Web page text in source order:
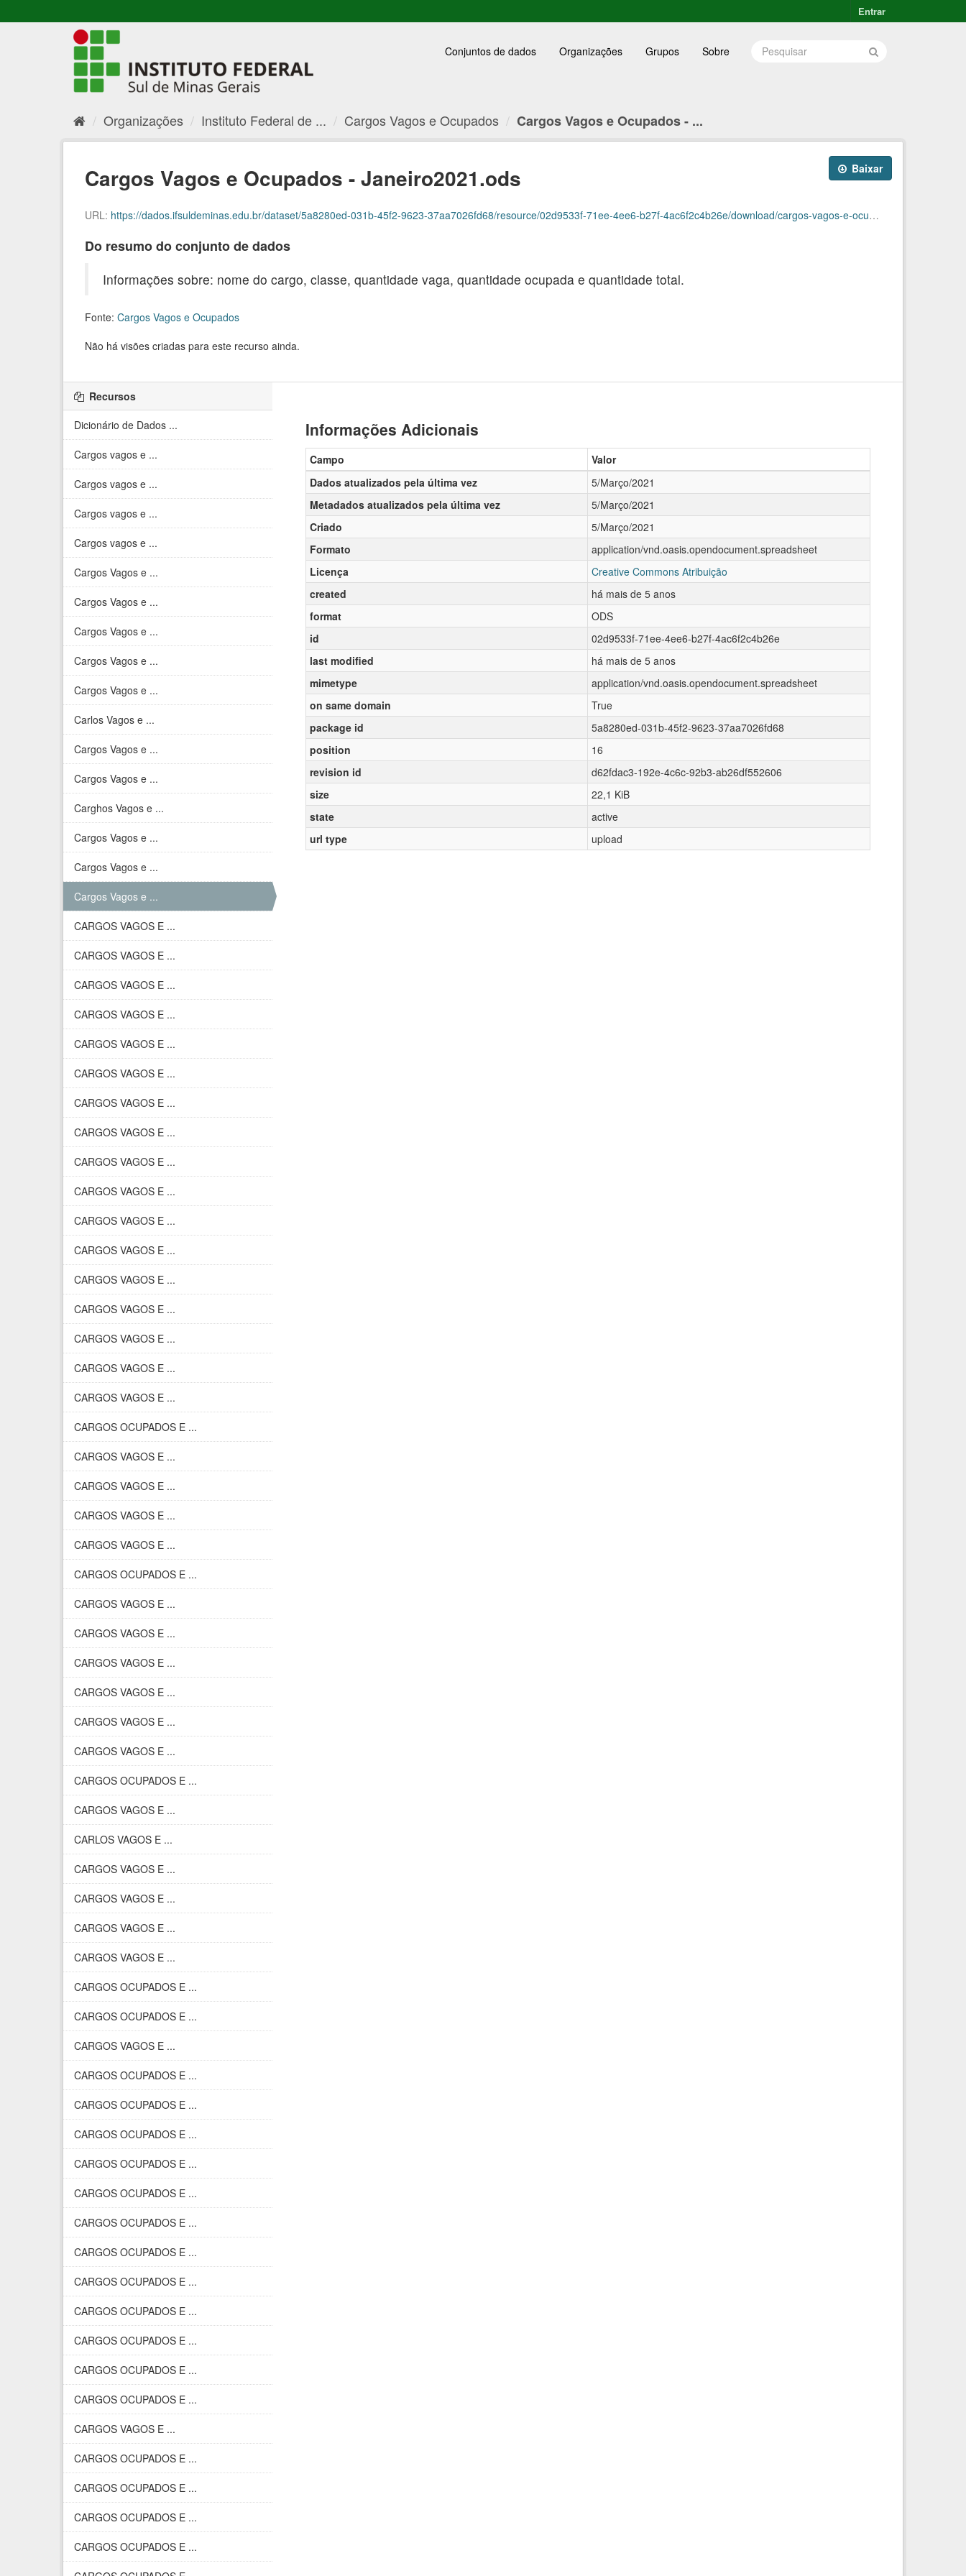
Entrar
Conjuntos de dados Organizações Grupos Sobre
Organizações Instituto Federal de ... Cargos Vagos e Ocupados Cargos Vagos e Ocupados - ...
Baixar
Cargos Vagos e Ocupados - Janeiro2021.ods
URL: https://dados.ifsuldeminas.edu.br/dataset/5a8280ed-031b-45f2-9623-37aa7026fd68/resource/02d9533f-71ee-4ee6-b27f-4ac6f2c4b26e/download/cargos-vagos-e-ocupados-janeiro2021.ods
Do resumo do conjunto de dados
Informações sobre: nome do cargo, classe, quantidade vaga, quantidade ocupada e quantidade total.
Fonte: Cargos Vagos e Ocupados
Não há visões criadas para este recurso ainda.
Recursos
Dicionário de Dados ...
Cargos vagos e ...
Cargos vagos e ...
Cargos vagos e ...
Cargos vagos e ...
Cargos Vagos e ...
Cargos Vagos e ...
Cargos Vagos e ...
Cargos Vagos e ...
Cargos Vagos e ...
Carlos Vagos e ...
Cargos Vagos e ...
Cargos Vagos e ...
Carghos Vagos e ...
Cargos Vagos e ...
Cargos Vagos e ...
Cargos Vagos e ...
CARGOS VAGOS E ...
CARGOS VAGOS E ...
CARGOS VAGOS E ...
CARGOS VAGOS E ...
CARGOS VAGOS E ...
CARGOS VAGOS E ...
CARGOS VAGOS E ...
CARGOS VAGOS E ...
CARGOS VAGOS E ...
CARGOS VAGOS E ...
CARGOS VAGOS E ...
CARGOS VAGOS E ...
CARGOS VAGOS E ...
CARGOS VAGOS E ...
CARGOS VAGOS E ...
CARGOS VAGOS E ...
CARGOS VAGOS E ...
CARGOS OCUPADOS E ...
CARGOS VAGOS E ...
CARGOS VAGOS E ...
CARGOS VAGOS E ...
CARGOS VAGOS E ...
CARGOS OCUPADOS E ...
CARGOS VAGOS E ...
CARGOS VAGOS E ...
CARGOS VAGOS E ...
CARGOS VAGOS E ...
CARGOS VAGOS E ...
CARGOS VAGOS E ...
CARGOS OCUPADOS E ...
CARGOS VAGOS E ...
CARLOS VAGOS E ...
CARGOS VAGOS E ...
CARGOS VAGOS E ...
CARGOS VAGOS E ...
CARGOS VAGOS E ...
CARGOS OCUPADOS E ...
CARGOS OCUPADOS E ...
CARGOS VAGOS E ...
CARGOS OCUPADOS E ...
CARGOS OCUPADOS E ...
CARGOS OCUPADOS E ...
CARGOS OCUPADOS E ...
CARGOS OCUPADOS E ...
CARGOS OCUPADOS E ...
CARGOS OCUPADOS E ...
CARGOS OCUPADOS E ...
CARGOS OCUPADOS E ...
CARGOS OCUPADOS E ...
CARGOS OCUPADOS E ...
CARGOS OCUPADOS E ...
CARGOS VAGOS E ...
CARGOS OCUPADOS E ...
CARGOS OCUPADOS E ...
CARGOS OCUPADOS E ...
CARGOS OCUPADOS E ...
Informações Adicionais
Campo
Valor
Dados atualizados pela última vez
5/Março/2021
Metadados atualizados pela última vez
5/Março/2021
Criado
5/Março/2021
Formato
application/vnd.oasis.opendocument.spreadsheet
Licença
Creative Commons Atribuição
created
há mais de 5 anos
format
ODS
id
02d9533f-71ee-4ee6-b27f-4ac6f2c4b26e
last modified
há mais de 5 anos
mimetype
application/vnd.oasis.opendocument.spreadsheet
on same domain
True
package id
5a8280ed-031b-45f2-9623-37aa7026fd68
position
16
revision id
d62fdac3-192e-4c6c-92b3-ab26df552606
size
22,1 KiB
state
active
url type
upload